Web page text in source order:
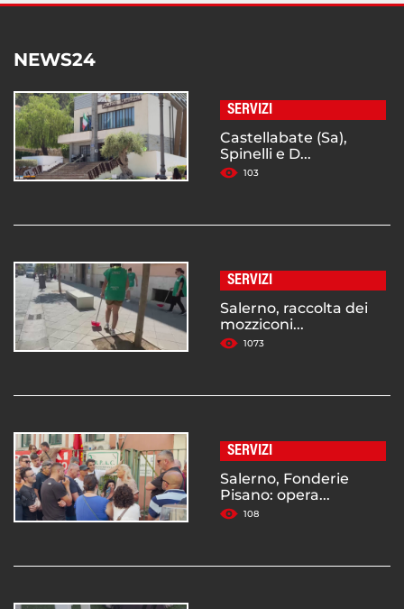
NEWS24
SERVIZI
Castellabate (Sa),
Spinelli e D...
103
SERVIZI
Salerno, raccolta dei
mozziconi...
1073
SERVIZI
Salerno, Fonderie
Pisano: opera...
108